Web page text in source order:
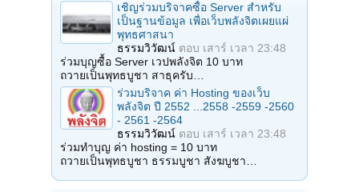
เชิญร่วมบริจาคซื้อ Server สำหรับ
เป็นฐานข้อมูล เพื่อเว็บพลังจิตเผยแผ่
พุทธศาสนา
ธรรมวิวัฒน์ ตอบ เสาร์ เวลา 23:48
ร่วมบุญซื้อ Server เวปพลังจิต 10 บาท
ถวายเป็นพุทธบูชา สาธุครับ…
ร่วมบริจาค ค่า Hosting ของเว็บ
พลังจิต ปี 2552 ...2558 -2559 -2560
- 2561 -2564
ธรรมวิวัฒน์ ตอบ เสาร์ เวลา 23:48
ร่วมทำบุญ ค่า hosting = 10 บาท
ถวายเป็นพุทธบูชา ธรรมบูชา สังฆบูชา…